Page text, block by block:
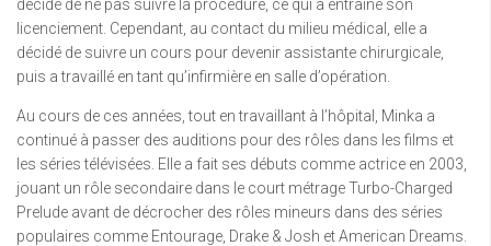
décidé de ne pas suivre la procédure, ce qui a entraîné son
licenciement. Cependant, au contact du milieu médical, elle a
décidé de suivre un cours pour devenir assistante chirurgicale,
puis a travaillé en tant qu’infirmière en salle d’opération.
Au cours de ces années, tout en travaillant à l’hôpital, Minka a
continué à passer des auditions pour des rôles dans les films et
les séries télévisées. Elle a fait ses débuts comme actrice en 2003,
jouant un rôle secondaire dans le court métrage Turbo-Charged
Prelude avant de décrocher des rôles mineurs dans des séries
populaires comme Entourage, Drake & Josh et American Dreams.